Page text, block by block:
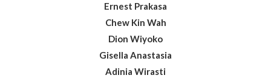
Ernest Prakasa
Chew Kin Wah
Dion Wiyoko
Gisella Anastasia
Adinia Wirasti